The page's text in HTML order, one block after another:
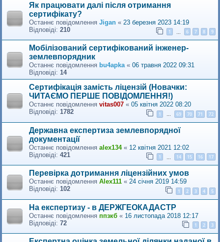
Як працювати далі після отримання
сертифікату?
Останнє повідомлення Jigan « 23 березня 2023 14:19
Відповіді: 210 1 6 7 8 9
Мобілізований сертифікований інженер-
землевпорядник
Останнє повідомлення bu4apka« 06 травня 2022 09:31
Відповіді: 14
Сертифікація замість ліцензій (Новачки:
ЧИТАЄМО ПЕРШЕ ПОВІДОМЛЕННЯ!)
Останнє повідомлення vitas007 « 05 квітня 2022 08:20
Відповіді: 1782 1 … 69 70 71 72
Державна експертиза землевпорядної
документації
Останнє повідомлення alex134« 12 квітня 2021 12:02
Відповіді: 421 1 14 15 16 17
Перевiрка дотримання лiцензiйних умов
Останнє повідомлення Alex111 « 24 січня 2019 14:59
Відповіді: 102 1 2 3 4 5
На експертизу - в ДЕРЖГЕОКАДАСТР
Останнє повідомлення ппзкб « 16 листопада 2018 12:17
Відповіді: 72 1 2 3